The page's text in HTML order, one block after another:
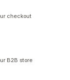
checkout
B2B store